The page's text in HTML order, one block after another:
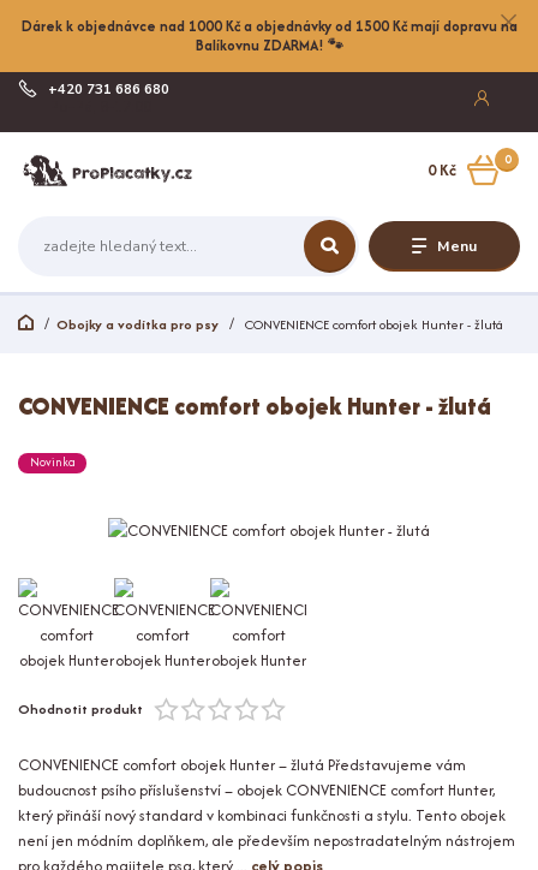
Dárek k objednávce nad 1000 Kč a objednávky od 1500 Kč mají dopravu na
Balíkovnu ZDARMA! 🐾
Menu
+420 731 686 680
0
0 Kč
Obojky a vodítka pro psy CONVENIENCE comfort obojek Hunter - žlutá
CONVENIENCE comfort obojek Hunter - žlutá
Novinka
Ohodnotit produkt
CONVENIENCE comfort obojek Hunter – žlutá Představujeme vám
budoucnost psího příslušenství – obojek CONVENIENCE comfort Hunter,
který přináší nový standard v kombinaci funkčnosti a stylu. Tento obojek
není jen módním doplňkem, ale především nepostradatelným nástrojem